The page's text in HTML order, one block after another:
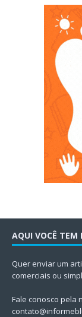
AQUI VOCÊ TEM
Quer enviar um
comerciais ou
Fale conosco pela